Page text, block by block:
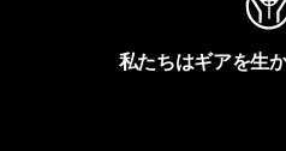
私たちはギアを生